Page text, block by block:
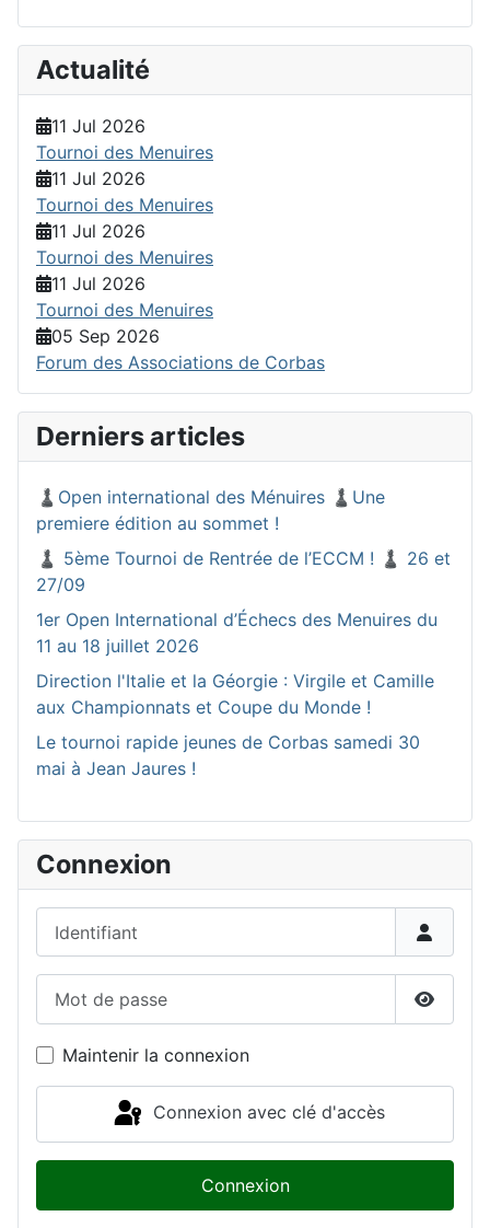
Actualité
11 Jul 2026
Tournoi des Menuires
11 Jul 2026
Tournoi des Menuires
11 Jul 2026
Tournoi des Menuires
11 Jul 2026
Tournoi des Menuires
05 Sep 2026
Forum des Associations de Corbas
Derniers articles
♟️Open international des Ménuires ♟️Une
premiere édition au sommet !
♟️ 5ème Tournoi de Rentrée de l’ECCM ! ♟️ 26 et
27/09
1er Open International d’Échecs des Menuires du
11 au 18 juillet 2026
Direction l'Italie et la Géorgie : Virgile et Camille
aux Championnats et Coupe du Monde !
Le tournoi rapide jeunes de Corbas samedi 30
mai à Jean Jaures !
Connexion
Maintenir la connexion
Connexion avec clé d'accès
Connexion